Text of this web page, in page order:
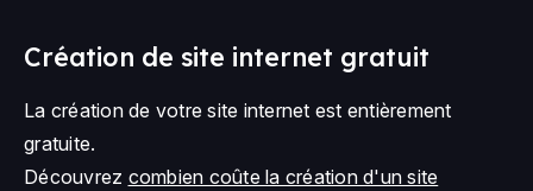
Création de site internet gratuit
La création de votre site internet est entièrement
gratuite.
Découvrez combien coûte la création d'un site